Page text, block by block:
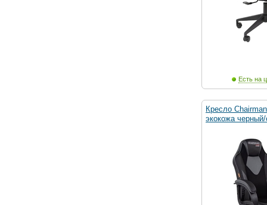
Есть на
Кресло
экокожа